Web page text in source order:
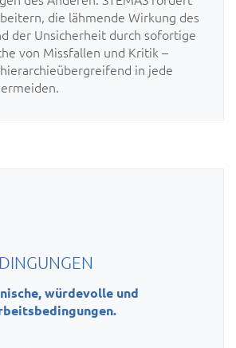
die lähmende Wirkung des
der Unsicherheit durch sofortige
von Missfallen und Kritik –
in jede
würdevolle und